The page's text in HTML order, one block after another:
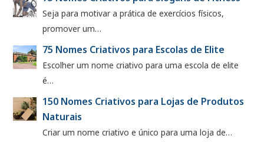
Seja para motivar a prática de exercícios físicos,
promover um…
75 Nomes Criativos para Escolas de Elite
Escolher um nome criativo para uma escola de elite
é…
150 Nomes Criativos para Lojas de Produtos
Naturais
Criar um nome criativo e único para uma loja de…